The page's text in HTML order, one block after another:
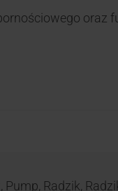
oraz
, Pump, Radzik,